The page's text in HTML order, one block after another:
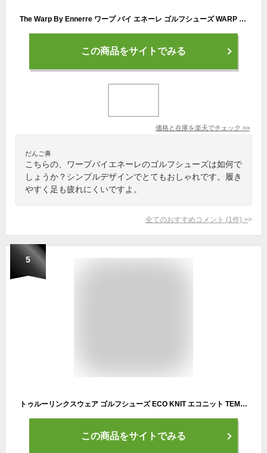
The Warp By Ennerre ワープ バイ エネーレ ゴルフシューズ WARP KNIT SL WB3KFZ03
この商品をサイトでみる
価格と在庫を楽天でチェック >>
だんご鼻
こちらの、ワープバイエネーレのゴルフシューズは如何で
しょうか？シンプルデザインでとてもおしゃれです。履き
やすく足も疲れにくいですよ。
全てのおすすめコメント (1 件) >
5
トゥルーリンクスウェア ゴルフシューズ ECO KNIT エコニット TEMSEK スパイクレス ユニセックス 紐タイプ
この商品をサイトでみる